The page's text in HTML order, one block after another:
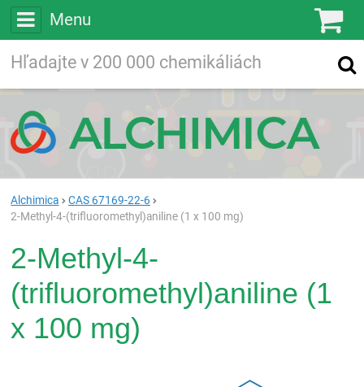
Menu
Vyhľadávanie
Alchimica
CAS 67169-22-6
2-Methyl-4-(trifluoromethyl)aniline (1 x 100 mg)
2-Methyl-4-
(trifluoromethyl)aniline (1
x 100 mg)